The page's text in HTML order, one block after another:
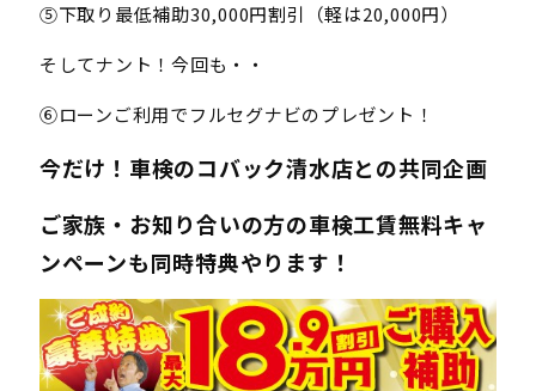
⑤下取り最低補助30,000円割引（軽は20,000円）
そしてナント！今回も・・
⑥ローンご利用でフルセグナビのプレゼント！
今だけ！車検のコバック清水店との共同企画
ご家族・お知り合いの方の車検工賃無料キャ
ンペーンも同時特典やります！